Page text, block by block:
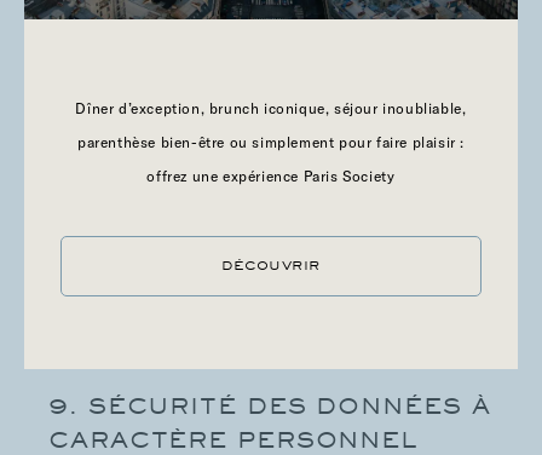
DONNÉES ET FINALITÉS
PÉRIODE DE CONSERVATION
9. SÉCURITÉ DES DONNÉES À
CARACTÈRE PERSONNEL
Dîner d’exception, brunch iconique, séjour inoubliable,
parenthèse bien-être ou simplement pour faire plaisir :
offrez une expérience Paris Society
DÉCOUVRIR